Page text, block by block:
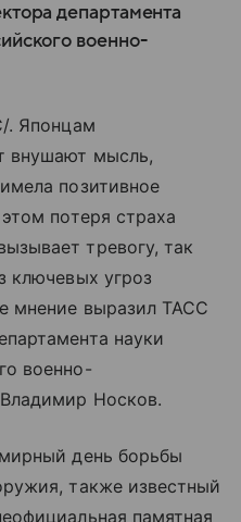
департамента
военно-
. Японцам
внушают мысль,
позитивное
потеря страха
тревогу, так
ключевых угроз
мнение выразил ТАСС
науки
военно-
Носков.
день борьбы
также известный
памятная